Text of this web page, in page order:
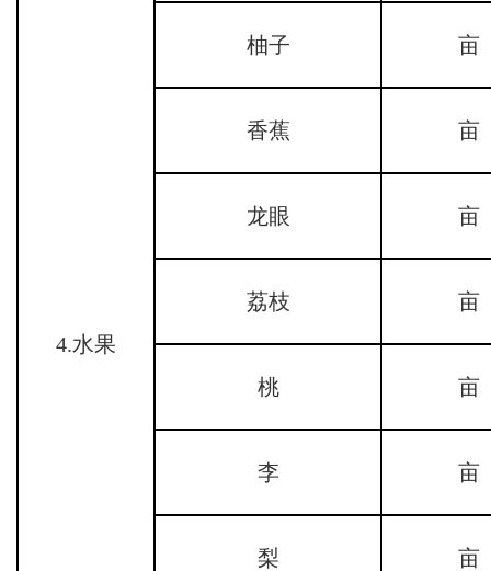
4.水果
柚子 亩
香蕉 亩
龙眼 亩
荔枝 亩
桃 亩
李 亩
梨 亩